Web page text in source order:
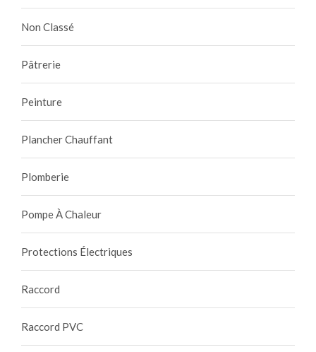
Non Classé
Pâtrerie
Peinture
Plancher Chauffant
Plomberie
Pompe À Chaleur
Protections Électriques
Raccord
Raccord PVC